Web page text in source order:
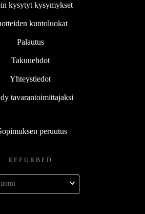
kysytyt kysymykset
kuntoluokat
Palautus
Takuuehdot
Yhteystiedot
tavarantoimittajaksi
peruutus
REFURBED